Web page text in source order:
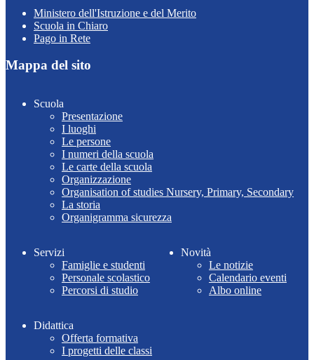
Ministero dell'Istruzione e del Merito
Scuola in Chiaro
Pago in Rete
Mappa del sito
Scuola
Presentazione
I luoghi
Le persone
I numeri della scuola
Le carte della scuola
Organizzazione
Organisation of studies Nursery, Primary, Secondary
La storia
Organigramma sicurezza
Servizi
Famiglie e studenti
Personale scolastico
Percorsi di studio
Novità
Le notizie
Calendario eventi
Albo online
Didattica
Offerta formativa
I progetti delle classi